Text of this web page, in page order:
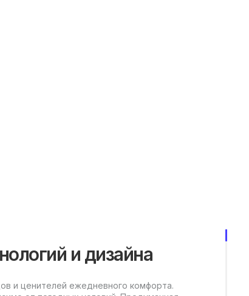
и дизайна
и ценителей ежедневного комфорта.